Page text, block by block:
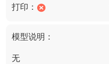
打印：
模型说明：
无